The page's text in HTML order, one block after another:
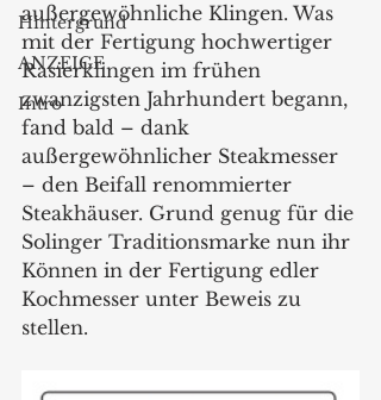
Hintergrund
ANZEIGE
Intro
außergewöhnliche Klingen. Was
mit der Fertigung hochwertiger
Rasierklingen im frühen
zwanzigsten Jahrhundert begann,
fand bald – dank
außergewöhnlicher Steakmesser
– den Beifall renommierter
Steakhäuser. Grund genug für die
Solinger Traditionsmarke nun ihr
Können in der Fertigung edler
Kochmesser unter Beweis zu
stellen.